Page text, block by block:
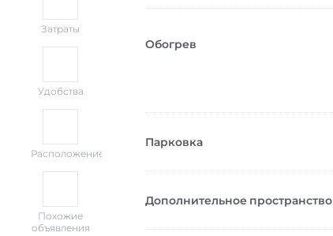
Затраты
Удобства
Расположение
Похожие
объявления
Обогрев
Парковка
Дополнительное пространство